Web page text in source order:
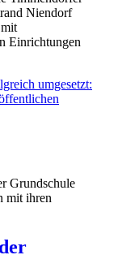
Niendorf
Einrichtungen
umgesetzt:
Grundschule
mit ihren